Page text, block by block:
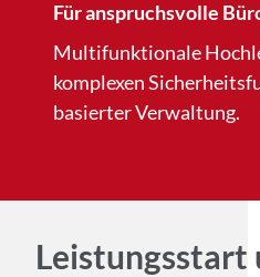
Für anspruchsvolle
Multifunktionale
komplexen
basierter Verwaltung.
Leistungsstart